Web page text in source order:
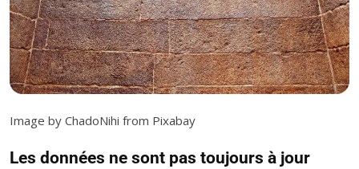
Image by ChadoNihi from Pixabay
Les données ne sont pas toujours à jour